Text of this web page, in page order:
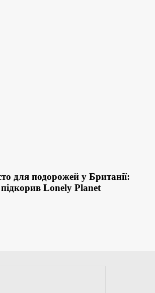
для подорожей у Британії:
Lonely Planet